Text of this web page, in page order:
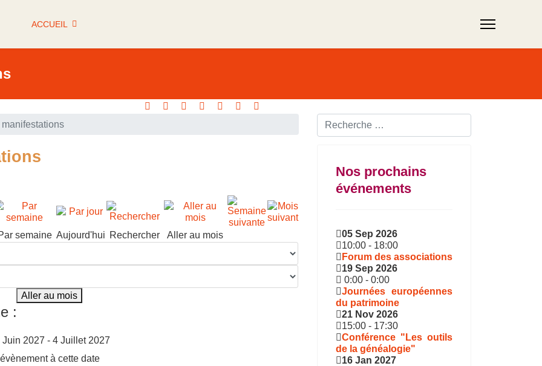
ACCUEIL
Rechercher ...
semaine Aujourd'hui Rechercher Aller au mois
Aller au mois
:
28 Juin 2027 - 4 Juillet 2027
à cette date
Nos prochains
événements
05 Sep 2026
10:00 - 18:00
Forum des associations
19 Sep 2026
0:00 - 0:00
Journées européennes
du patrimoine
21 Nov 2026
15:00 - 17:30
Conférence "Les outils
de la généalogie"
16 Jan 2027